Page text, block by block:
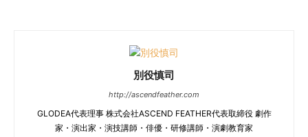
別役慎司
http://ascendfeather.com
GLODEA代表理事 株式会社ASCEND FEATHER代表取締役 劇作
家・演出家・演技講師・俳優・研修講師・演劇教育家